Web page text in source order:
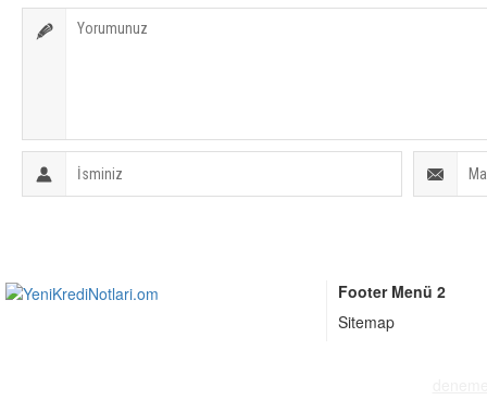
Footer Menü 2
Sitemap